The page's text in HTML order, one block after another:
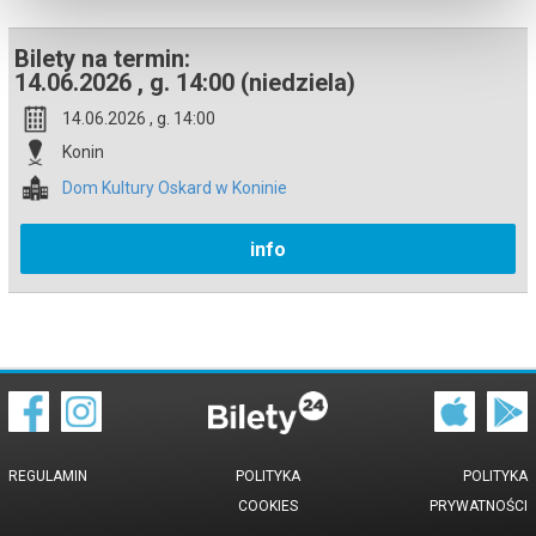
Bilety na termin:
14.06.2026 , g. 14:00 (niedziela)
14.06.2026 , g. 14:00
Konin
Dom Kultury Oskard w Koninie
info
REGULAMIN
POLITYKA
PRYWATNOŚCI
POLITYKA
COOKIES